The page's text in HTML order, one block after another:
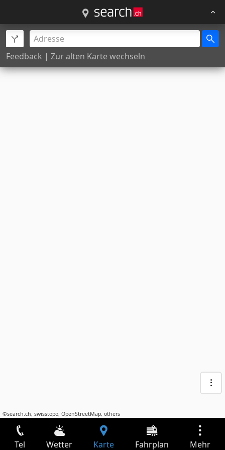
Feedback | Zur alten Karte wechseln
©search.ch, swisstopo, OpenStreetMap, others
Tel Wetter Karte Fahrplan Mehr